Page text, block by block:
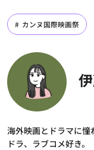
カンヌ国際映画祭
海外映画とドラマに
ドラ、ラブコメ好き。